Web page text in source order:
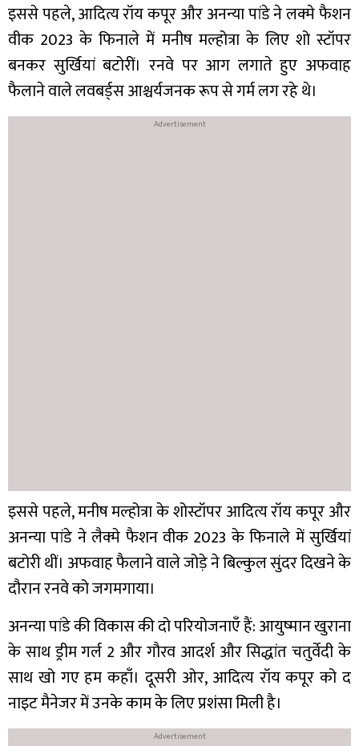
इससे पहले, आदित्य रॉय कपूर और अनन्या पांडे ने लक्मे फैशन
वीक 2023 के फिनाले में मनीष मल्होत्रा के लिए शो स्टॉपर
बनकर सुर्खियां बटोरीं। रनवे पर आग लगाते हुए अफवाह
फैलाने वाले लवबर्ड्स आश्चर्यजनक रूप से गर्म लग रहे थे।
इससे पहले, मनीष मल्होत्रा के शोस्टॉपर आदित्य रॉय कपूर और
अनन्या पांडे ने लैक्मे फैशन वीक 2023 के फिनाले में सुर्खियां
बटोरी थीं। अफवाह फैलाने वाले जोड़े ने बिल्कुल सुंदर दिखने के
दौरान रनवे को जगमगाया।
अनन्या पांडे की विकास की दो परियोजनाएँ हैं: आयुष्मान खुराना
के साथ ड्रीम गर्ल 2 और गौरव आदर्श और सिद्धांत चतुर्वेदी के
साथ खो गए हम कहाँ। दूसरी ओर, आदित्य रॉय कपूर को द
नाइट मैनेजर में उनके काम के लिए प्रशंसा मिली है।